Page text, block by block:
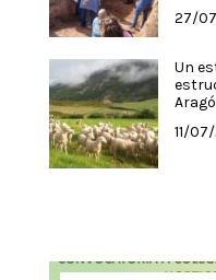
27/
Un
11/